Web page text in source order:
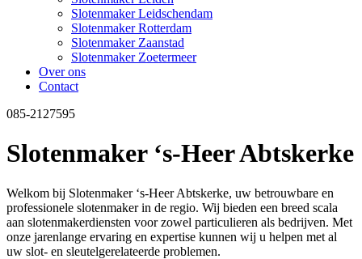
Slotenmaker Leidschendam
Slotenmaker Rotterdam
Slotenmaker Zaanstad
Slotenmaker Zoetermeer
Over ons
Contact
085-2127595
Slotenmaker ‘s-Heer Abtskerke
Welkom bij Slotenmaker ‘s-Heer Abtskerke, uw betrouwbare en
professionele slotenmaker in de regio. Wij bieden een breed scala
aan slotenmakerdiensten voor zowel particulieren als bedrijven. Met
onze jarenlange ervaring en expertise kunnen wij u helpen met al
uw slot- en sleutelgerelateerde problemen.